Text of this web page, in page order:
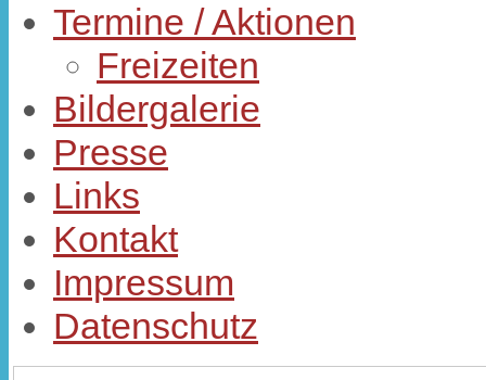
Termine / Aktionen
Freizeiten
Bildergalerie
Presse
Links
Kontakt
Impressum
Datenschutz